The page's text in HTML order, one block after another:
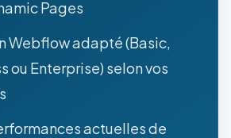
Pages
Webflow adapté (Basic,
ou Enterprise) selon vos
actuelles de